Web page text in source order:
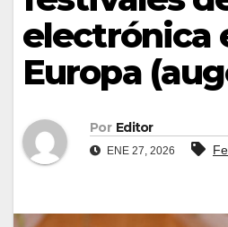
electrónica
Europa
Por Editor
ENE 27, 2026